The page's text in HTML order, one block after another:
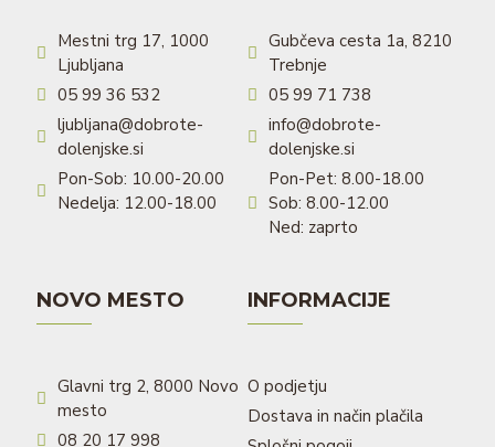
Mestni trg 17, 1000
Ljubljana
05 99 36 532
ljubljana@dobrote-
dolenjske.si
Pon-Sob: 10.00-20.00
Nedelja: 12.00-18.00
Gubčeva cesta 1a, 8210
Trebnje
05 99 71 738
info@dobrote-
dolenjske.si
Pon-Pet: 8.00-18.00
Sob: 8.00-12.00
Ned: zaprto
NOVO MESTO
Glavni trg 2, 8000 Novo
mesto
08 20 17 998
INFORMACIJE
O podjetju
Dostava in način plačila